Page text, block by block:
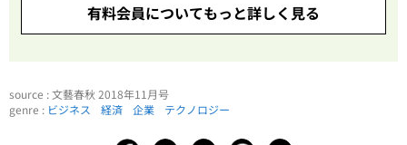
有料会員についてもっと詳しく見る
source : 文藝春秋 2018年11月号
genre : ビジネス 経済 企業 テクノロジー